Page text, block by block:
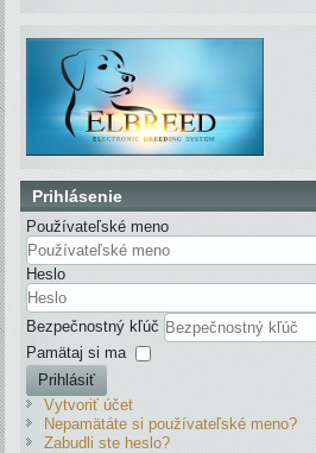
Prihlásenie
Používateľské meno
Heslo
Bezpečnostný kľúč
Pamätaj si ma
Prihlásiť
Vytvoriť účet
Nepamätáte si používateľské meno?
Zabudli ste heslo?